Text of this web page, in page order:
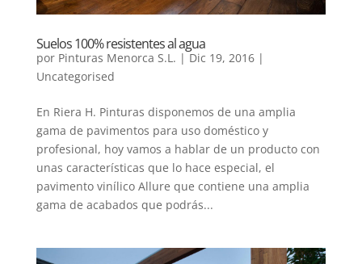
Suelos 100% resistentes al agua
por Pinturas Menorca S.L. | Dic 19, 2016|
Uncategorised
En Riera H. Pinturas disponemos de una amplia
gama de pavimentos para uso doméstico y
profesional, hoy vamos a hablar de un producto con
unas características que lo hace especial, el
pavimento vinílico Allure que contiene una amplia
gama de acabados que podrás...